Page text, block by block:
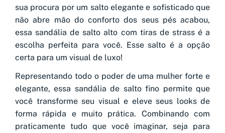
sua procura por um salto elegante e sofisticado que
não abre mão do conforto dos seus pés acabou,
essa sandália de salto alto com tiras de strass é a
escolha perfeita para você. Esse salto é a opção
certa para um visual de luxo!
Representando todo o poder de uma mulher forte e
elegante, essa sandália de salto fino permite que
você transforme seu visual e eleve seus looks de
forma rápida e muito prática. Combinando com
praticamente tudo que você imaginar, seja para